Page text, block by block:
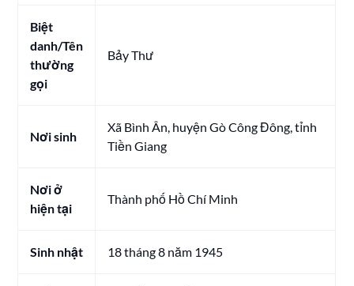
Biệt
danh/Tên
thường
gọi
Bảy Thư
Nơi sinh
Xã Bình Ân, huyện Gò Công Đông, tỉnh
Tiền Giang
Nơi ở
hiện tại
Thành phố Hồ Chí Minh
Sinh nhật 18 tháng 8 năm 1945